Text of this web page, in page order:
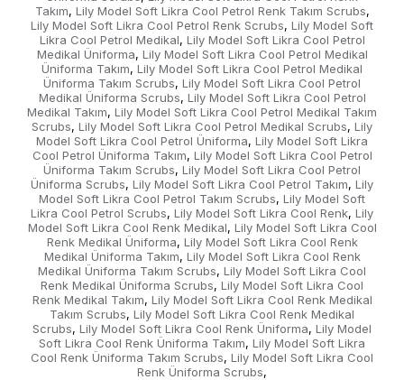
Takım, Lily Model Soft Likra Cool Petrol Renk Takım Scrubs,
Lily Model Soft Likra Cool Petrol Renk Scrubs, Lily Model Soft
Likra Cool Petrol Medikal, Lily Model Soft Likra Cool Petrol
Medikal Üniforma, Lily Model Soft Likra Cool Petrol Medikal
Üniforma Takım, Lily Model Soft Likra Cool Petrol Medikal
Üniforma Takım Scrubs, Lily Model Soft Likra Cool Petrol
Medikal Üniforma Scrubs, Lily Model Soft Likra Cool Petrol
Medikal Takım, Lily Model Soft Likra Cool Petrol Medikal Takım
Scrubs, Lily Model Soft Likra Cool Petrol Medikal Scrubs, Lily
Model Soft Likra Cool Petrol Üniforma, Lily Model Soft Likra
Cool Petrol Üniforma Takım, Lily Model Soft Likra Cool Petrol
Üniforma Takım Scrubs, Lily Model Soft Likra Cool Petrol
Üniforma Scrubs, Lily Model Soft Likra Cool Petrol Takım, Lily
Model Soft Likra Cool Petrol Takım Scrubs, Lily Model Soft
Likra Cool Petrol Scrubs, Lily Model Soft Likra Cool Renk, Lily
Model Soft Likra Cool Renk Medikal, Lily Model Soft Likra Cool
Renk Medikal Üniforma, Lily Model Soft Likra Cool Renk
Medikal Üniforma Takım, Lily Model Soft Likra Cool Renk
Medikal Üniforma Takım Scrubs, Lily Model Soft Likra Cool
Renk Medikal Üniforma Scrubs, Lily Model Soft Likra Cool
Renk Medikal Takım, Lily Model Soft Likra Cool Renk Medikal
Takım Scrubs, Lily Model Soft Likra Cool Renk Medikal
Scrubs, Lily Model Soft Likra Cool Renk Üniforma, Lily Model
Soft Likra Cool Renk Üniforma Takım, Lily Model Soft Likra
Cool Renk Üniforma Takım Scrubs, Lily Model Soft Likra Cool
Renk Üniforma Scrubs,